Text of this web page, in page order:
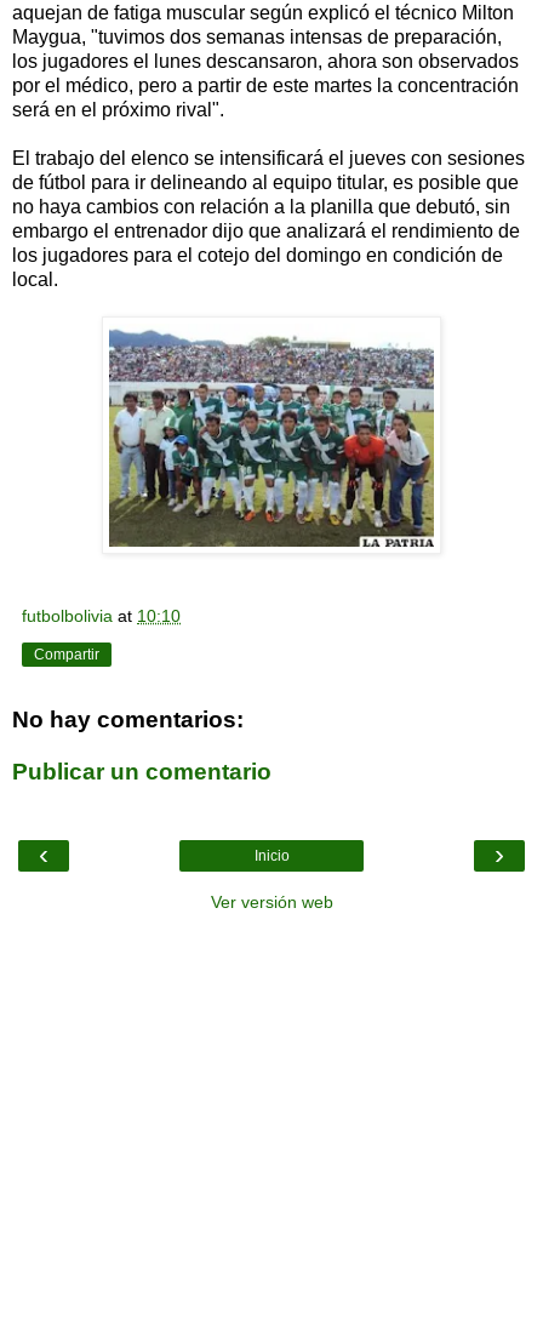
aquejan de fatiga muscular según explicó el técnico Milton
Maygua, "tuvimos dos semanas intensas de preparación,
los jugadores el lunes descansaron, ahora son observados
por el médico, pero a partir de este martes la concentración
será en el próximo rival".
El trabajo del elenco se intensificará el jueves con sesiones
de fútbol para ir delineando al equipo titular, es posible que
no haya cambios con relación a la planilla que debutó, sin
embargo el entrenador dijo que analizará el rendimiento de
los jugadores para el cotejo del domingo en condición de
local.
futbolbolivia at 10:10
Compartir
No hay comentarios:
Publicar un comentario
‹ ›
Inicio
Ver versión web